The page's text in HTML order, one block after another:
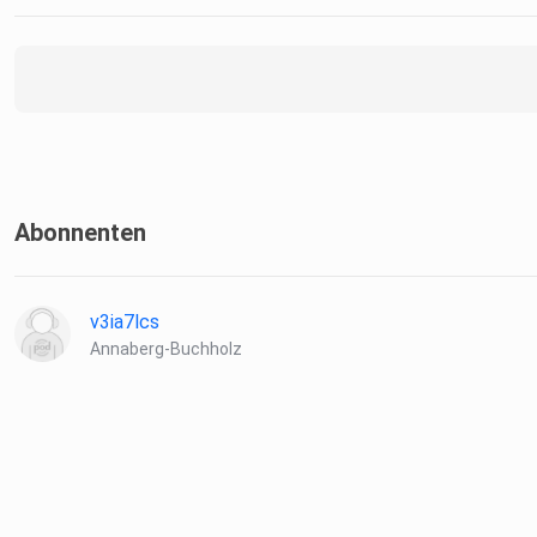
Abonnenten
v3ia7lcs
Annaberg-Buchholz